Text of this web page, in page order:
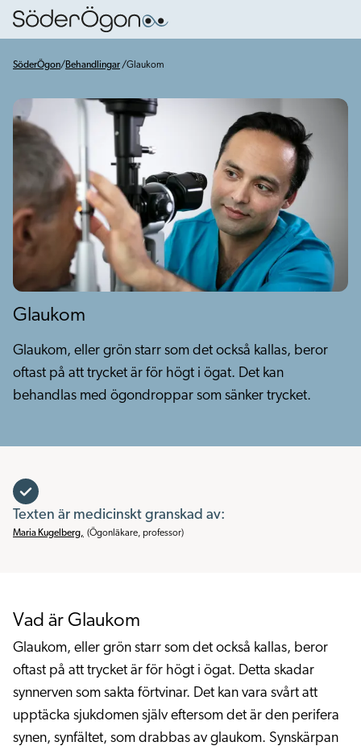
SöderÖgon/Behandlingar/Glaukom
Glaukom
Glaukom, eller grön starr som det också kallas, beror
oftast på att trycket är för högt i ögat. Det kan
behandlas med ögondroppar som sänker trycket.
Texten är medicinskt granskad av:
Maria Kugelberg, (Ögonläkare, professor)
Vad är Glaukom
Glaukom, eller grön starr som det också kallas, beror
oftast på att trycket är för högt i ögat. Detta skadar
synnerven som sakta förtvinar. Det kan vara svårt att
upptäcka sjukdomen själv eftersom det är den perifera
synen, synfältet, som drabbas av glaukom. Synskärpan